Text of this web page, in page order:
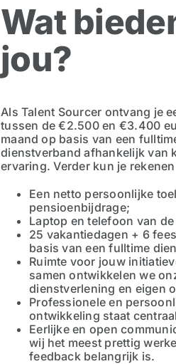
Wat
jou?
Als Talent Sourcer ontvang je
tussen de €2.500 en €3.400
maand op basis van een
dienstverband afhankelijk van
ervaring. Verder kun je
Een netto persoonlijke
pensioenbijdrage;
Laptop en telefoon van de
25 vakantiedagen + 6
basis van een fulltime
Ruimte voor jouw
samen ontwikkelen we
dienstverlening en eigen
Professionele en
ontwikkeling staat
Eerlijke en open
wij het meest prettig
feedback belangrijk is.